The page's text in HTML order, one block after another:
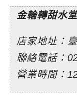
金輪轉甜水堂
店家地址：
聯絡電話：
營業時間：